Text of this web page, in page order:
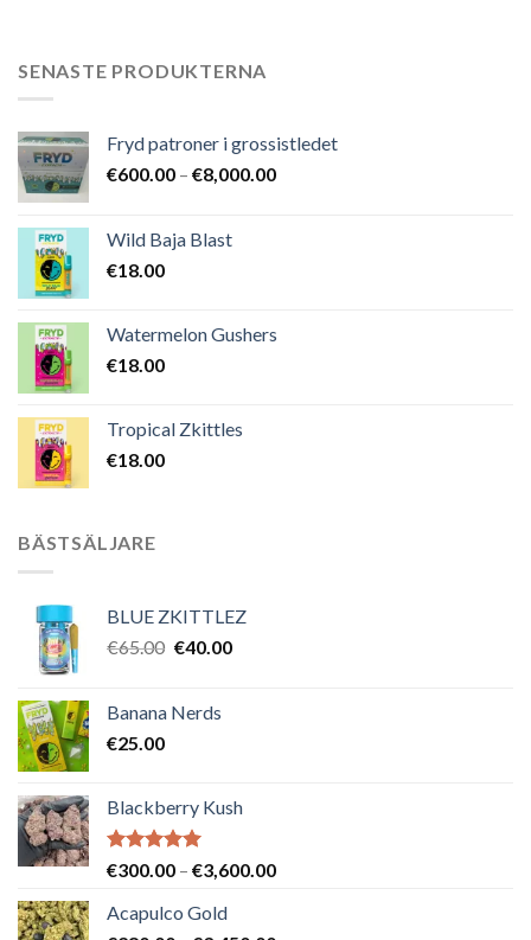
SENASTE PRODUKTERNA
Fryd patroner i grossistledet
€600.00 – €8,000.00Prisintervall:
Wild Baja Blast
€18.00
Watermelon Gushers
€18.00
Tropical Zkittles
€18.00
BÄSTSÄLJARE
BLUE ZKITTLEZ
€65.00 Det
var:
€40.00Det
Banana Nerds
€25.00
Blackberry Kush
Betygsatt
€300.00 – €3,600.00Prisintervall:
Acapulco Gold